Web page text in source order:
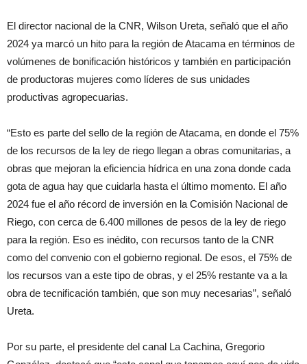
El director nacional de la CNR, Wilson Ureta, señaló que el año
2024 ya marcó un hito para la región de Atacama en términos de
volúmenes de bonificación históricos y también en participación
de productoras mujeres como líderes de sus unidades
productivas agropecuarias.
“Esto es parte del sello de la región de Atacama, en donde el 75%
de los recursos de la ley de riego llegan a obras comunitarias, a
obras que mejoran la eficiencia hídrica en una zona donde cada
gota de agua hay que cuidarla hasta el último momento. El año
2024 fue el año récord de inversión en la Comisión Nacional de
Riego, con cerca de 6.400 millones de pesos de la ley de riego
para la región. Eso es inédito, con recursos tanto de la CNR
como del convenio con el gobierno regional. De esos, el 75% de
los recursos van a este tipo de obras, y el 25% restante va a la
obra de tecnificación también, que son muy necesarias”, señaló
Ureta.
Por su parte, el presidente del canal La Cachina, Gregorio